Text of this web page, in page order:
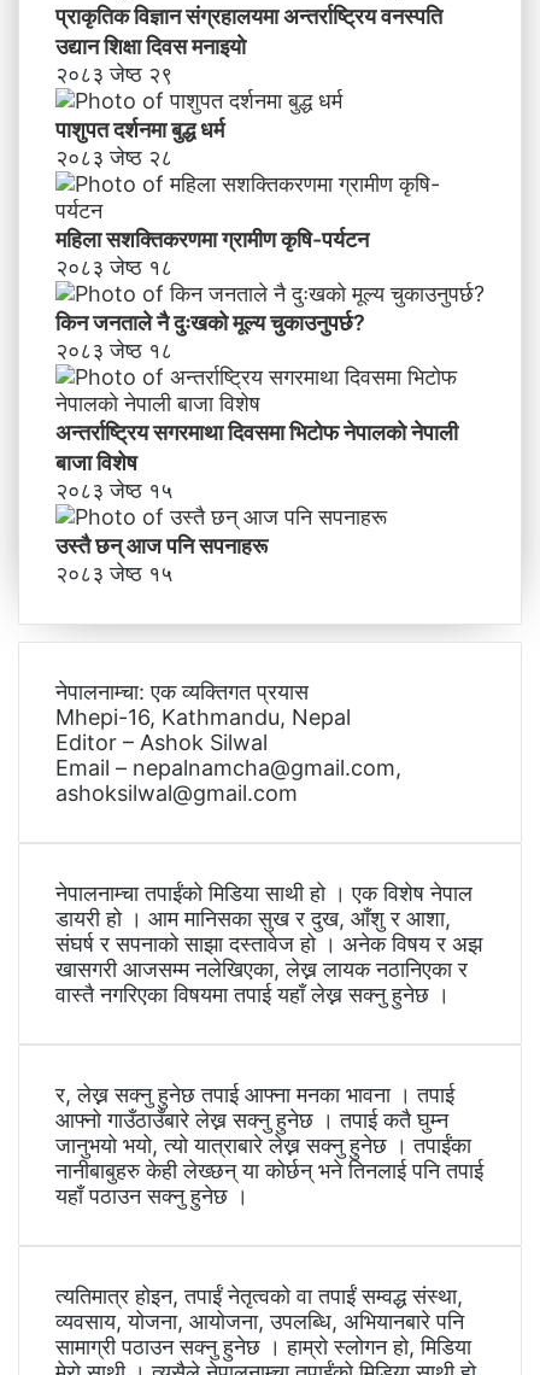
प्राकृतिक विज्ञान संग्रहालयमा अन्तर्राष्ट्रिय वनस्पति
उद्यान शिक्षा दिवस मनाइयाे
२०८३ जेष्ठ २९
पाशुपत दर्शनमा बुद्ध धर्म​
२०८३ जेष्ठ २८
महिला सशक्तिकरणमा ग्रामीण कृषि-पर्यटन
२०८३ जेष्ठ १८
किन जनताले नै दुःखको मूल्य चुकाउनुपर्छ?
२०८३ जेष्ठ १८
अन्तर्राष्ट्रिय सगरमाथा दिवसमा भिटाेफ नेपालकाे नेपाली
बाजा विशेष
२०८३ जेष्ठ १५
उस्तै छन् आज पनि सपनाहरू
२०८३ जेष्ठ १५
नेपालनाम्चा: एक व्यक्तिगत प्रयास
Mhepi-16, Kathmandu, Nepal
Editor – Ashok Silwal
Email – nepalnamcha@gmail.com,
ashoksilwal@gmail.com
नेपालनाम्चा तपाईंको मिडिया साथी हो । एक विशेष नेपाल
डायरी हो । आम मानिसका सुख र दुख, आँशु र आशा,
संघर्ष र सपनाको साझा दस्तावेज हो । अनेक विषय र अझ
खासगरी आजसम्म नलेखिएका, लेख्न लायक नठानिएका र
वास्तै नगरिएका विषयमा तपाई यहाँ लेख्न सक्नु हुनेछ ।
र, लेख्न सक्नु हुनेछ तपाई आफ्ना मनका भावना । तपाई
आफ्नो गाउँठाउँबारे लेख्न सक्नु हुनेछ । तपाई कतै घुम्न
जानुभयो भयो, त्यो यात्राबारे लेख्न सक्नु हुनेछ । तपाईंका
नानीबाबुहरु केही लेख्छन् या कोर्छन् भने तिनलाई पनि तपाई
यहाँ पठाउन सक्नु हुनेछ ।
त्यतिमात्र होइन, तपाईं नेतृत्वको वा तपाईं सम्वद्ध संस्था,
व्यवसाय, योजना, आयोजना, उपलब्धि, अभियानबारे पनि
सामाग्री पठाउन सक्नु हुनेछ । हाम्रो स्लोगन हो, मिडिया